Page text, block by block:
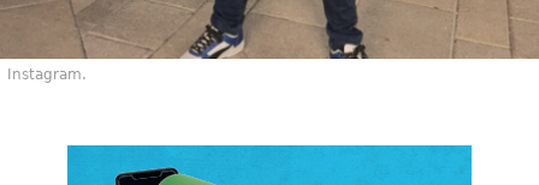
Instagram.